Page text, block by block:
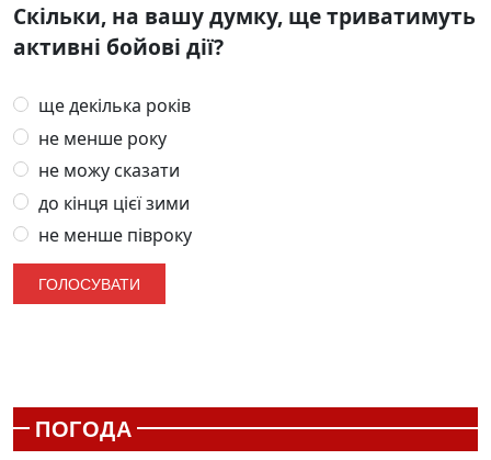
Скільки, на вашу думку, ще триватимуть
активні бойові дії?
ще декілька років
не менше року
не можу сказати
до кінця цієї зими
не менше півроку
ПОГОДА